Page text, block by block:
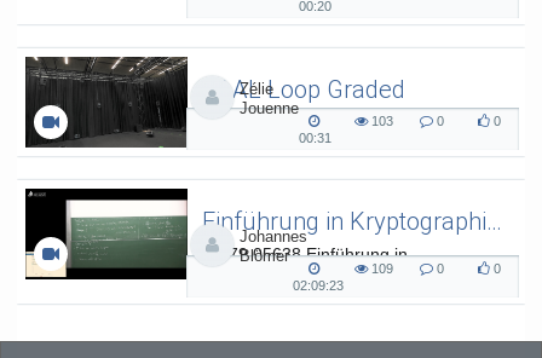
00:20
00:20
views
Kommentare
likes
SAAL Loop Graded
SAAL Musikinformatik
Zélie
Jouenne
00:31
00:31
103
views
0
Kommentare
0
likes
Einführung in Kryptographie (in English) 15
L.079.05638 Einführung in
Kryptographie (in English) - SoSe 26
Johannes
Blömer
02:09:23
02:09:23
109
views
0
Kommentare
0
likes